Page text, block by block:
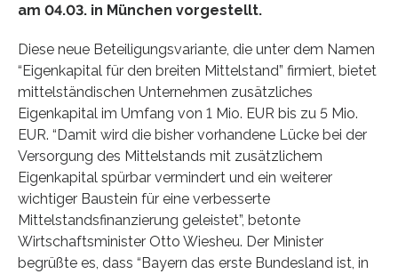
am 04.03. in München vorgestellt.
Diese neue Beteiligungsvariante, die unter dem Namen
“Eigenkapital für den breiten Mittelstand” firmiert, bietet
mittelständischen Unternehmen zusätzliches
Eigenkapital im Umfang von 1 Mio. EUR bis zu 5 Mio.
EUR. “Damit wird die bisher vorhandene Lücke bei der
Versorgung des Mittelstands mit zusätzlichem
Eigenkapital spürbar vermindert und ein weiterer
wichtiger Baustein für eine verbesserte
Mittelstandsfinanzierung geleistet”, betonte
Wirtschaftsminister Otto Wiesheu. Der Minister
begrüßte es, dass “Bayern das erste Bundesland ist, in